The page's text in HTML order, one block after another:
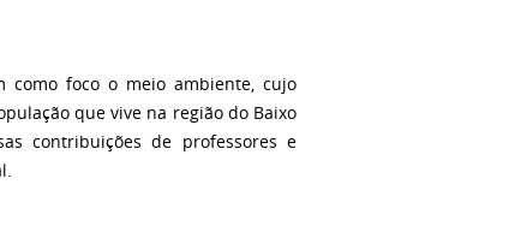
como foco o meio ambiente, cujo
que vive na região do Baixo
contribuições de professores e